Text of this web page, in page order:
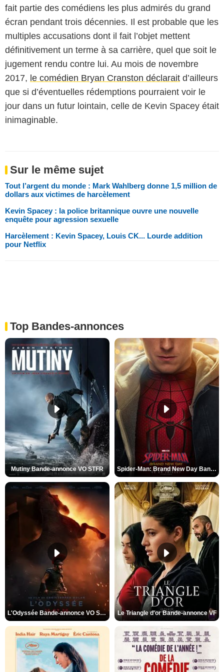
fait partie des comédiens les plus admirés du grand
écran pendant trois décennies. Il est probable que les
multiples accusations dont il fait l’objet mettent
définitivement un terme à sa carrière, quel que soit le
jugement rendu contre lui. Au mois de novembre
2017, le comédien Bryan Cranston déclarait d’ailleurs
que si d’éventuelles rédemptions pourraient voir le
jour dans un futur lointain, celle de Kevin Spacey était
inimaginable.
Sur le même sujet
Tout l’argent du monde : Mark Wahlberg donne 1,5 million de
dollars aux victimes de harcèlement
Kevin Spacey : la police britannique ouvre une nouvelle
enquête pour agression sexuelle
Harcèlement : Kevin Spacey, Louis CK... Lourde addition
pour Netflix
Top Bandes-annonces
Mutiny Bande-annonce VO STFR Spider-Man: Brand New Day Bande-annonce VO STFR
L'Odyssée Bande-annonce VO STFR Le Triangle d'or Bande-annonce VF